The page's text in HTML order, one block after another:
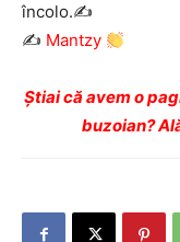
încolo.✍️
✍️ Mantzy
Ştiai că avem o
buzoian?